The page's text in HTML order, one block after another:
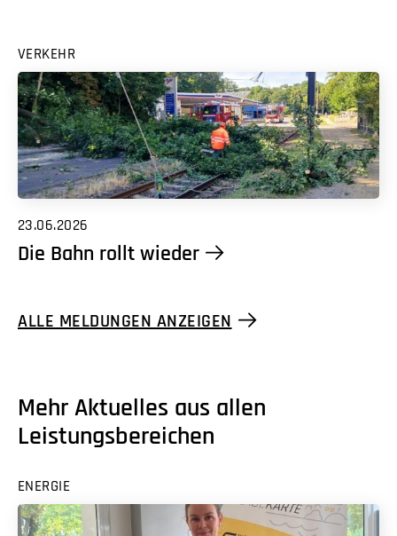
VERKEHR
23.06.2026
Die Bahn rollt wieder
ALLE MELDUNGEN ANZEIGEN
Mehr Aktuelles aus allen
Leistungsbereichen
ENERGIE